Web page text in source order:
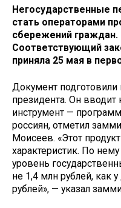
Негосударственные
стать операторами
сбережений граждан.
Соответствующий
приняла 25 мая в
Документ
президента. Он
инструмент —
россиян, отметил
Моисеев. «Этот
характеристик. По
уровень
не 1,4 млн рублей, как
рублей», — указал